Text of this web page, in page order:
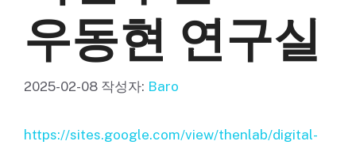
우동현 연구실
2025-02-08 작성자: Baro
https://sites.google.com/view/thenlab/digital-